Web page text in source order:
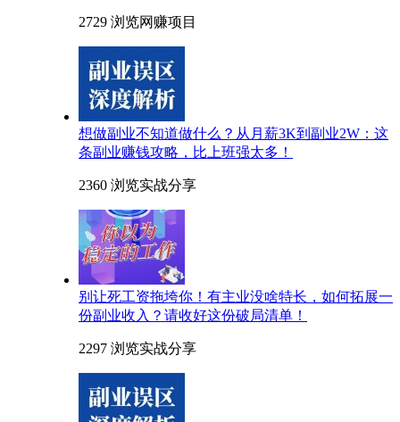
2729 浏览网赚项目
想做副业不知道做什么？从月薪3K到副业2W：这
条副业赚钱攻略，比上班强太多！
2360 浏览实战分享
别让死工资拖垮你！有主业没啥特长，如何拓展一
份副业收入？请收好这份破局清单！
2297 浏览实战分享